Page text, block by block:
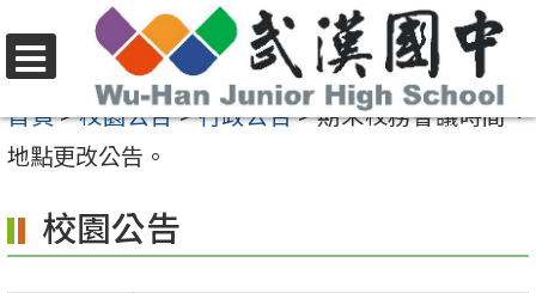
至
要
容
區
選
單
首頁>校園公告>行政公告>期末校務會議時間、
地點更改公告。
校園公告